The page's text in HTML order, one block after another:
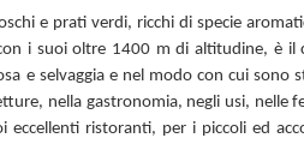
e prati verdi, ricchi di specie
i suoi oltre 1400 m di altitudine, è il
e selvaggia e nel modo con cui sono
nella gastronomia, negli usi, nelle
eccellenti ristoranti, per i piccoli ed